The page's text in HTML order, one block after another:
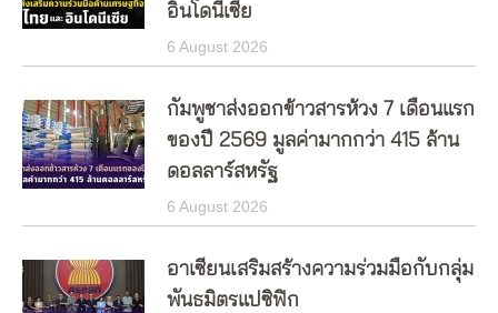
อินโดนีเซีย
6 August 2026
กัมพูชาส่งออกข้าวสารห้วง 7 เดือนแรก
ของปี 2569 มูลค่ามากกว่า 415 ล้าน
ดอลลาร์สหรัฐ
6 August 2026
อาเซียนเสริมสร้างความร่วมมือกับกลุ่ม
พันธมิตรแปซิฟิก